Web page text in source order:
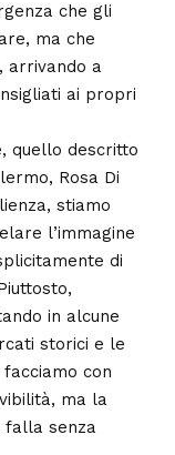
che gli
ma che
arrivando a
ai propri
quello descritto
Rosa Di
stiamo
l’immagine
di
in alcune
storici e le
con
ma la
falla senza